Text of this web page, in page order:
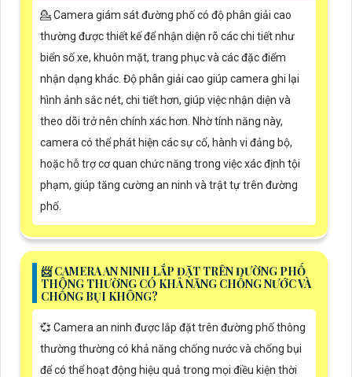
💁 Camera giám sát đường phố có độ phân giải cao
thường được thiết kế để nhận diện rõ các chi tiết như
biển số xe, khuôn mặt, trang phục và các đặc điểm
nhận dạng khác. Độ phân giải cao giúp camera ghi lại
hình ảnh sắc nét, chi tiết hơn, giúp việc nhận diện và
theo dõi trở nên chính xác hơn. Nhờ tính năng này,
camera có thể phát hiện các sự cố, hành vi đảng bộ,
hoặc hỗ trợ cơ quan chức năng trong việc xác định tội
phạm, giúp tăng cường an ninh và trật tự trên đường
phố.
📨 CAMERA AN NINH LẮP ĐẶT TRÊN ĐƯỜNG PHỐ
THÔNG THƯỜNG CÓ KHẢ NĂNG CHỐNG NƯỚC VÀ
CHỐNG BỤI KHÔNG?
💞 Camera an ninh được lắp đặt trên đường phố thông
thường thường có khả năng chống nước và chống bụi
để có thể hoạt động hiệu quả trong mọi điều kiện thời